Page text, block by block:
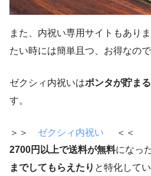
また、内祝い専用サイトもあり
たい時には簡単且つ、お得なので
ゼクシィ内祝いはポンタが貯まる
す。
＞＞ ゼクシィ内祝い
＜＜
2700円以上で送料が無料になっ
までしてもらえたり と特化して